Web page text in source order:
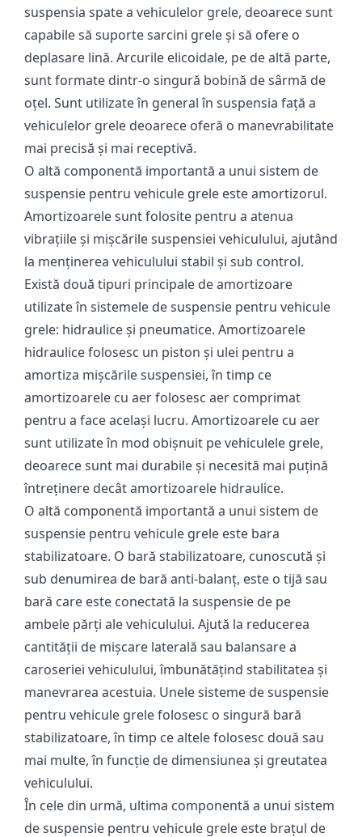
suspensia spate a vehiculelor grele, deoarece sunt
capabile să suporte sarcini grele și să ofere o
deplasare lină. Arcurile elicoidale, pe de altă parte,
sunt formate dintr-o singură bobină de sârmă de
oțel. Sunt utilizate în general în suspensia față a
vehiculelor grele deoarece oferă o manevrabilitate
mai precisă și mai receptivă.
O altă componentă importantă a unui sistem de
suspensie pentru vehicule grele este amortizorul.
Amortizoarele sunt folosite pentru a atenua
vibrațiile și mișcările suspensiei vehiculului, ajutând
la menținerea vehiculului stabil și sub control.
Există două tipuri principale de amortizoare
utilizate în sistemele de suspensie pentru vehicule
grele: hidraulice și pneumatice. Amortizoarele
hidraulice folosesc un piston și ulei pentru a
amortiza mișcările suspensiei, în timp ce
amortizoarele cu aer folosesc aer comprimat
pentru a face același lucru. Amortizoarele cu aer
sunt utilizate în mod obișnuit pe vehiculele grele,
deoarece sunt mai durabile și necesită mai puțină
întreținere decât amortizoarele hidraulice.
O altă componentă importantă a unui sistem de
suspensie pentru vehicule grele este bara
stabilizatoare. O bară stabilizatoare, cunoscută și
sub denumirea de bară anti-balanț, este o tijă sau
bară care este conectată la suspensie de pe
ambele părți ale vehiculului. Ajută la reducerea
cantității de mișcare laterală sau balansare a
caroseriei vehiculului, îmbunătățind stabilitatea și
manevrarea acestuia. Unele sisteme de suspensie
pentru vehicule grele folosesc o singură bară
stabilizatoare, în timp ce altele folosesc două sau
mai multe, în funcție de dimensiunea și greutatea
vehiculului.
În cele din urmă, ultima componentă a unui sistem
de suspensie pentru vehicule grele este brațul de